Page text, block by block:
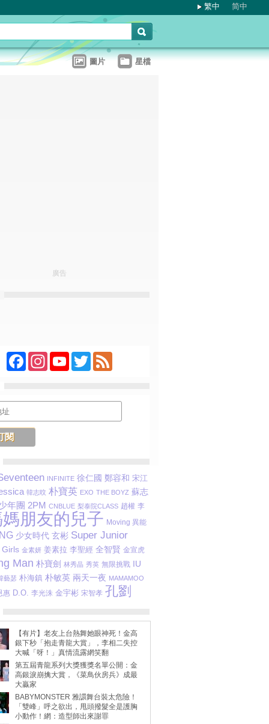
繁中 简中
圖片 星檔
廣告
FacebookInstagramYouTubeTwitterFeed
INFINITE 徐仁國 鄭容和 宋江
韓志旼 朴寶英 EXO THE BOYZ 蘇志
年團 2PM CNBLUE 梨泰院CLASS 趙權 李
朋友的兒子 Moving 異能
少女時代 玄彬 Super Junior
金素妍 姜素拉 李聖經 全智賢 金宣虎
Man 朴寶劍 林秀晶 秀英 無限挑戰 IU
藝瑟 朴海鎮 朴敏英 兩天一夜 MAMAMOO
惠 D.O. 李光洙 金宇彬 宋智孝 孔劉
【有片】老友上台熱舞她眼神死！金高
銀下秒「抱走青龍大賞」，李相二失控
大喊「呀！」真情流露網笑翻
第五屆青龍系列大獎獲獎名單公開：金
高銀淚崩擒大賞，《菜鳥伙房兵》成最
大贏家
BABYMONSTER 雅譞舞台裝太危險！
「雙峰」呼之欲出，甩頭撥髮全是護胸
小動作！網：造型師出來謝罪